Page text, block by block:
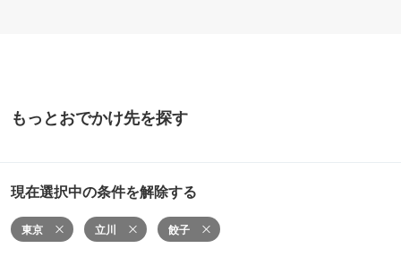
もっとおでかけ先を探す
現在選択中の条件を解除する
東京 立川 餃子